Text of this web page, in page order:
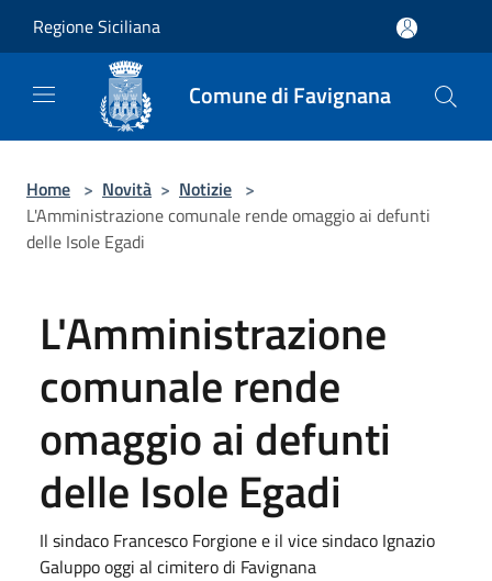
Regione Siciliana
Comune di Favignana
Home > Novità > Notizie >
L'Amministrazione comunale rende omaggio ai defunti
delle Isole Egadi
L'Amministrazione
comunale rende
omaggio ai defunti
delle Isole Egadi
Il sindaco Francesco Forgione e il vice sindaco Ignazio
Galuppo oggi al cimitero di Favignana